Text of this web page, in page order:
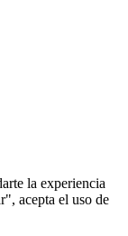
la experiencia
acepta el uso de